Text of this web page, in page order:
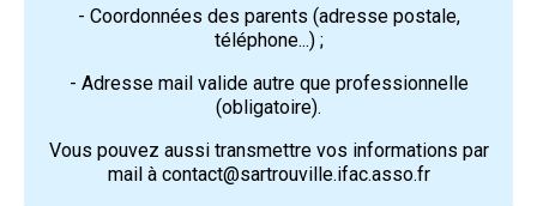
- Coordonnées des parents (adresse postale,
téléphone...) ;
- Adresse mail valide autre que professionnelle
(obligatoire).
Vous pouvez aussi transmettre vos informations par
mail à contact@sartrouville.ifac.asso.fr